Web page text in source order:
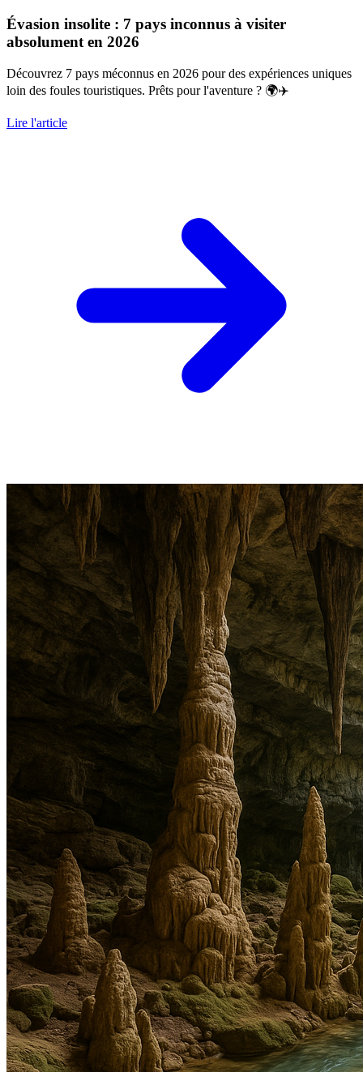
Évasion insolite : 7 pays inconnus à visiter
absolument en 2026
Découvrez 7 pays méconnus en 2026 pour des expériences uniques
loin des foules touristiques. Prêts pour l'aventure ? 🌍✈️
Lire l'article